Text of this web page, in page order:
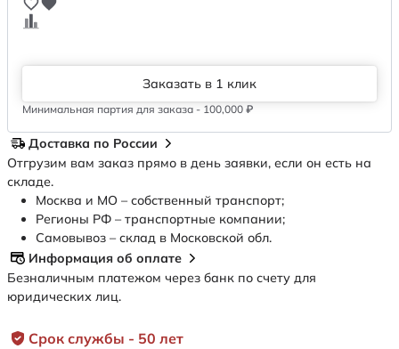
Срок службы - 50 лет
Заказать в 1 клик
Минимальная партия для заказа - 100,000 ₽
Доставка по России
Отгрузим вам заказ прямо в день заявки, если он есть на
складе.
Москва и МО – собственный транспорт;
Регионы РФ – транспортные компании;
Самовывоз – склад в Московской обл.
Информация об оплате
Безналичным платежом через банк по счету для
юридических лиц.